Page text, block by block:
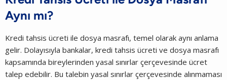
Aynı mı?
Kredi tahsis ücreti ile dosya masrafı, temel olarak aynı anlama
gelir. Dolayısıyla bankalar, kredi tahsis ücreti ve dosya masrafı
kapsamında bireylerinden yasal sınırlar çerçevesinde ücret
talep edebilir. Bu talebin yasal sınırlar çerçevesinde alınmaması